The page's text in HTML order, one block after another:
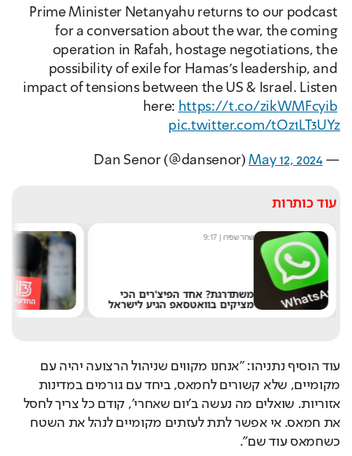
Prime Minister Netanyahu returns to our podcast
for a conversation about the war, the coming
operation in Rafah, hostage negotiations, the
possibility of exile for Hamas’s leadership, and
impact of tensions between the US & Israel. Listen
here: https://t.co/zikWMFcyib
pic.twitter.com/tOz1LT3UYz
— Dan Senor (@dansenor)
May 12, 2024
עוד כותרות
שחר שפירו|
9:17
משתדרגת? אחד הפיצ'רים הכי
מציקים בוואטסאפ הגיע לישראל
עוד הוסיף נתניהו: "אנחנו מקווים שניהול הרצועה יהיה עם
מקומיים, שלא קשורים לחמאס, ביחד עם גורמים במדינות
אזוריות. שואלים מה נעשה ב'יום שאחרי', קודם כל צריך לחסל
את חמאס. אי אפשר לתת לעזתים מקומיים לנהל את השטח
כשחמאס עוד שם".